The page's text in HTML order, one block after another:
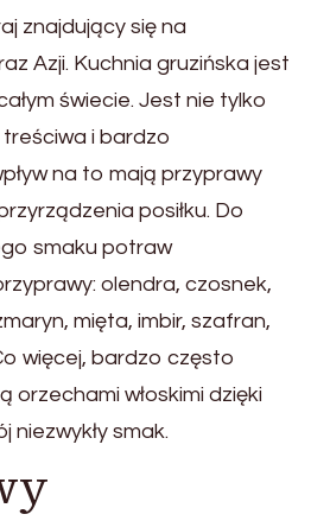
znajdujący się na
Azji. Kuchnia gruzińska jest
świecie. Jest nie tylko
i bardzo
na to mają przyprawy
posiłku. Do
smaku potraw
olendra, czosnek,
mięta, imbir, szafran,
więcej, bardzo często
orzechami włoskimi dzięki
niezwykły smak.